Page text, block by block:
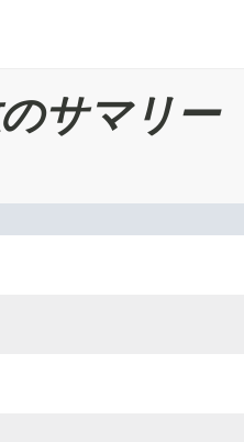
サマリー